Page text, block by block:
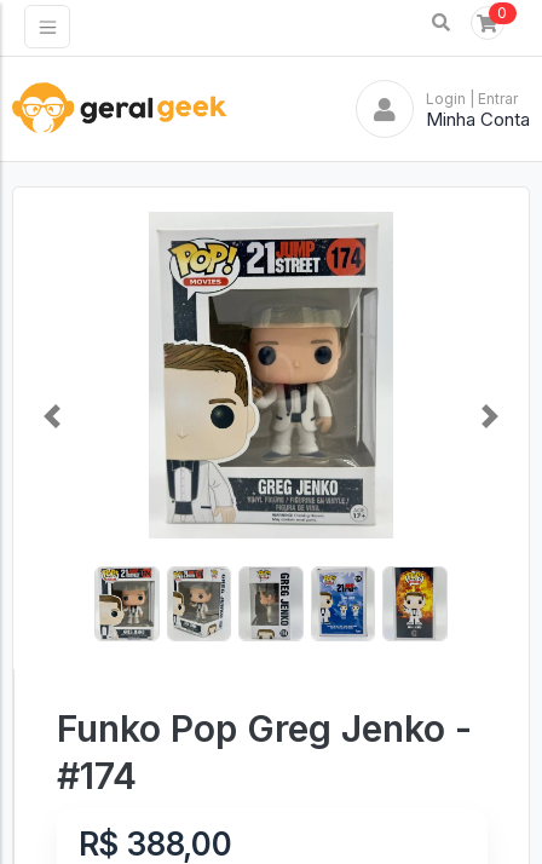
0
Login | Entrar
Minha Conta
Previous Next
Funko Pop Greg Jenko -
#174
R$ 388,00